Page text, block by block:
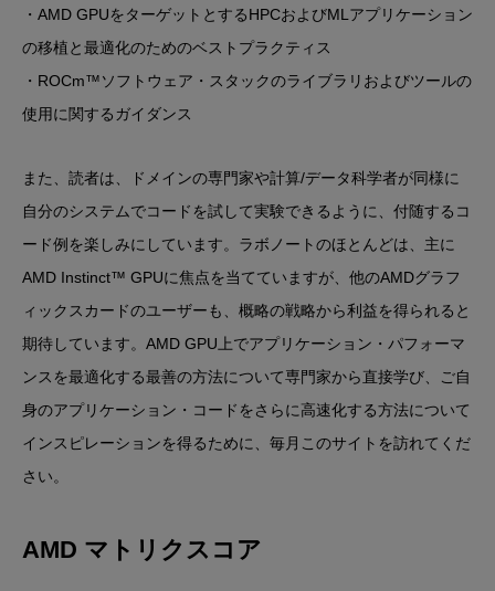
・AMD GPUをターゲットとするHPCおよびMLアプリケーション
の移植と最適化のためのベストプラクティス
・ROCm™ソフトウェア・スタックのライブラリおよびツールの
使用に関するガイダンス
また、読者は、ドメインの専門家や計算/データ科学者が同様に
自分のシステムでコードを試して実験できるように、付随するコ
ード例を楽しみにしています。ラボノートのほとんどは、主に
AMD Instinct™ GPUに焦点を当てていますが、他のAMDグラフ
ィックスカードのユーザーも、概略の戦略から利益を得られると
期待しています。AMD GPU上でアプリケーション・パフォーマ
ンスを最適化する最善の方法について専門家から直接学び、ご自
身のアプリケーション・コードをさらに高速化する方法について
インスピレーションを得るために、毎月このサイトを訪れてくだ
さい。
AMD マトリクスコア